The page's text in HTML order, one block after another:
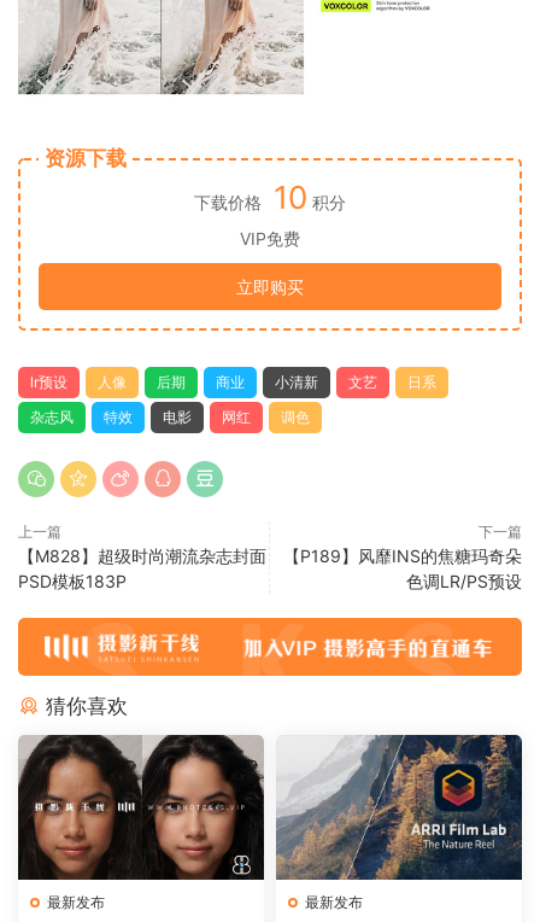
资源下载
下载价格 10 积分
VIP免费
立即购买
lr预设 人像 后期 商业 小清新 文艺
日系
杂志风
特效 电影 网红 调色
上一篇
【M828】超级时尚潮流杂志封面
PSD模板183P
下一篇
【P189】风靡INS的焦糖玛奇朵
色调LR/PS预设
猜你喜欢
最新发布 最新发布